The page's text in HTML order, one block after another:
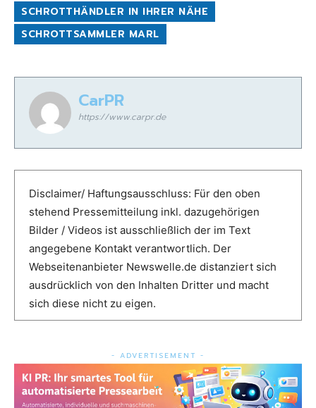
SCHROTTHÄNDLER IN IHRER NÄHE
SCHROTTSAMMLER MARL
CarPR
https://www.carpr.de
Disclaimer/ Haftungsausschluss: Für den oben
stehend Pressemitteilung inkl. dazugehörigen
Bilder / Videos ist ausschließlich der im Text
angegebene Kontakt verantwortlich. Der
Webseitenanbieter Newswelle.de distanziert sich
ausdrücklich von den Inhalten Dritter und macht
sich diese nicht zu eigen.
- ADVERTISEMENT -